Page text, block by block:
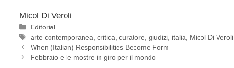
Micol Di Veroli
Categorie
Editorial
Tag
arte contemporanea ,critica ,curatore ,giudizi italia Micol Di Veroli
When (Italian) Responsibilities Become Form
Febbraio e le mostre in giro per il mondo